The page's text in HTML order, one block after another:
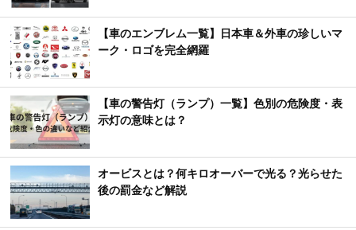
【車のエンブレム一覧】日本車＆外車の珍しいマ
ーク・ロゴを完全網羅
【車の警告灯（ランプ）一覧】色別の危険度・表
示灯の意味とは？
オービスとは？何キロオーバーで光る？光らせた
後の罰金など解説